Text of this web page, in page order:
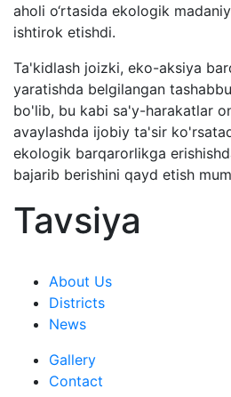
aholi o‘rtasida ekologik
ishtirok etishdi.
Ta'kidlash joizki, eko-aksiya
yaratishda belgilangan
bo'lib, bu kabi sa'y-harakatlar
avaylashda ijobiy ta'sir
ekologik barqarorlikga
bajarib berishini qayd etish
Tavsiya
About Us
Districts
News
Gallery
Contact